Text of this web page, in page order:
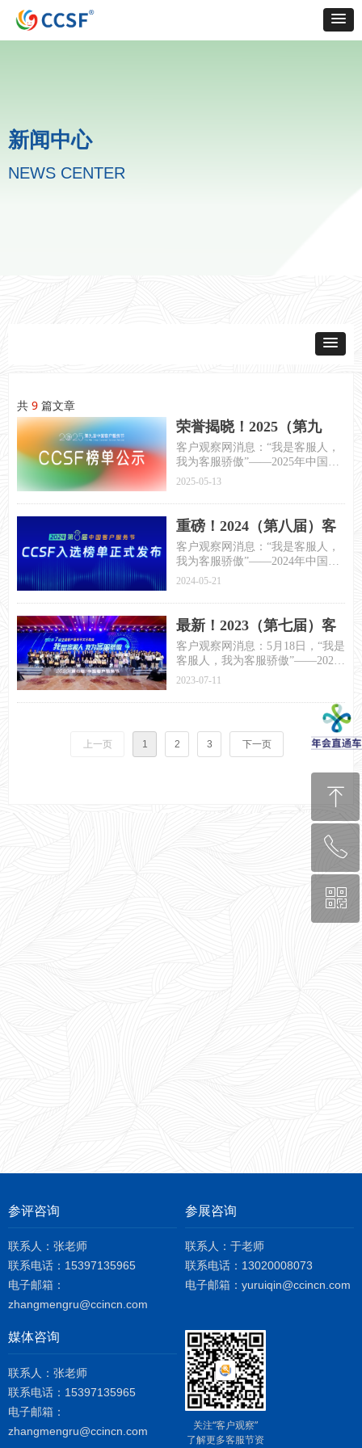
新闻中心
NEWS CENTER
共 9 篇文章
荣誉揭晓！2025（第九
届）客户服务节入选榜单
正式发布!
客户观察网消息：“我是客服人，
我为客服骄傲”——2025年中国客
户服务节文艺晚会于5月9日在重
务节（CCSF）入选榜单正式发
布。
2025-05-13
重磅！2024（第八届）客
户服务节（CCSF）入选榜
单正式发布！
客户观察网消息：“我是客服人，
我为客服骄傲”——2024年中国客
户服务节文艺晚会于5月17日圆满
（CCSF）入选榜单正式发布。
2024-05-21
最新！2023（第七届）客
户服务节入选榜单正式发
布!
客户观察网消息：5月18日，“我是
客服人，我为客服骄傲”——2023
年中国客户服务节文艺晚会在北
发布了2023（第七届）中国客户
服务节入选榜单。晚会全程由客
户观察媒体进行独家直播，线上
线下超过5W人在线观看。
2023-07-11
上一页 1 2 3 下一页
参评咨询
联系人：张老师
联系电话：15397135965
电子邮箱：
zhangmengru@ccincn.com
参展咨询
联系人：于老师
联系电话：13020008073
电子邮箱：yuruiqin@ccincn.com
媒体咨询
联系人：张老师
联系电话：15397135965
电子邮箱：
zhangmengru@ccincn.com
关注“客户观察”
了解更多客服节资
ꁸ
回到顶部
ꂅ
0571-8878-8870
ꀥ